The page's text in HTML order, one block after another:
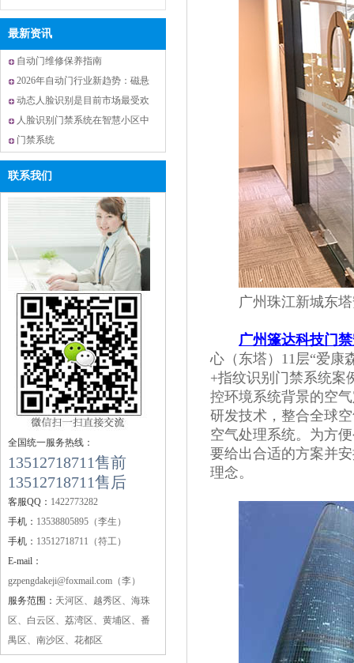
最新资讯
自动门维修保养指南
2026年自动门行业新趋势：磁悬
浮技术与智能化升级引领未来
动态人脸识别是目前市场最受欢
迎的门禁系统
人脸识别门禁系统在智慧小区中
的应用
门禁系统
联系我们
全国统一服务热线：
13512718711售前
13512718711售后
客服QQ： 1422773282
手机： 13538805895（李生）
手机： 13512718711（符工）
E-mail：
gzpengdakeji@foxmail.com（李）
服务范围： 天河区、越秀区、海珠
区、白云区、荔湾区、黄埔区、番
禺区、南沙区、花都区
广州珠江新城东塔
广州篷达科技门
心（东塔）11层“爱康
+指纹识别门禁系统案
控环境系统背景的空
研发技术，整合全球
空气处理系统。为方
要给出合适的方案并
理念。